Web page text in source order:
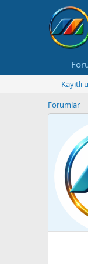
Kayıtlı
Forumlar